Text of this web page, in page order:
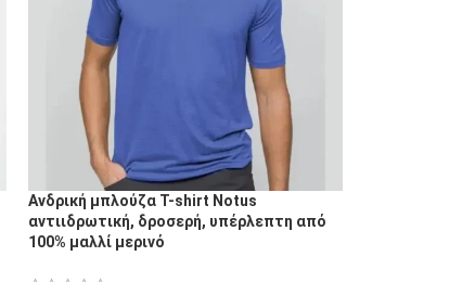
Ανδρική μπλούζα T-shirt Notus
αντιιδρωτική, δροσερή, υπέρλεπτη από
100% μαλλί μερινό